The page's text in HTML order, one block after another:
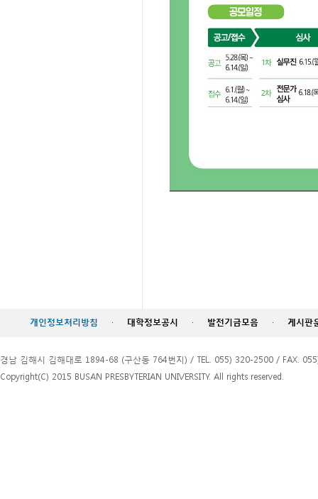
개인정보처리방침 · 대학정보공시 · 발전기금모음 · 게시판
경남 김해시 김해대로 1894-68 (구산동 764번지) / TEL. 055) 320-2500 / FAX.
Copyright(C) 2015 BUSAN PRESBYTERIAN UNIVERSITY. All rights reserved.